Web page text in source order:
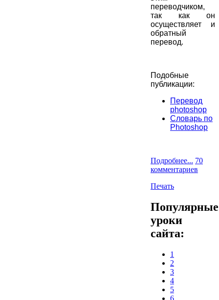
переводчиком,
так как он
осуществляет и
обратный
перевод.
Подобные
публикации:
Перевод
photoshop
Словарь по
Photoshop
Подробнее... 70
комментариев
Печать
Популярные
уроки
сайта:
1
2
3
4
5
6